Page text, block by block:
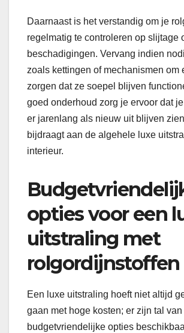
Daarnaast is het verstandig om je
regelmatig te controleren op slijtage
beschadigingen. Vervang indien
zoals kettingen of mechanismen om
zorgen dat ze soepel blijven
goed onderhoud zorg je ervoor dat
er jarenlang als nieuw uit blijven
bijdraagt aan de algehele luxe
interieur.
opties voor een
uitstraling met
rolgordijnstoffen
Een luxe uitstraling hoeft niet altijd
gaan met hoge kosten; er zijn tal van
budgetvriendelijke opties